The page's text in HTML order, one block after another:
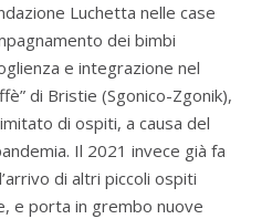
Luchetta nelle case
dei bimbi
e integrazione nel
di Bristie (Sgonico-Zgonik),
di ospiti, a causa del
Il 2021 invece già fa
di altri piccoli ospiti
e porta in grembo nuove